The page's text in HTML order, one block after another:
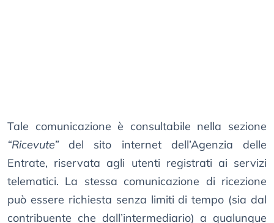
Tale comunicazione è consultabile nella sezione
“Ricevute”del sito internet dell’Agenzia delle
Entrate, riservata agli utenti registrati ai servizi
telematici. La stessa comunicazione di ricezione
può essere richiesta senza limiti di tempo (sia dal
contribuente che dall’intermediario) a qualunque